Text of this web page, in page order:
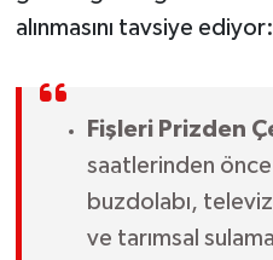
alınmasını tavsiye ediyor:
Fişleri Prizden
saatlerinden
buzdolabı,
ve tarımsal